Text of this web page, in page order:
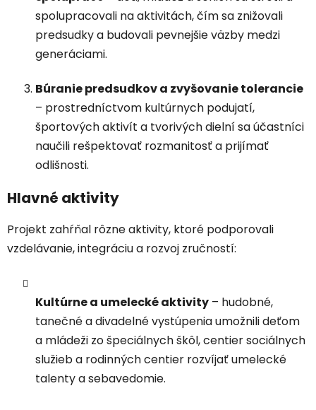
spolupracovali na aktivitách, čím sa znižovali
predsudky a budovali pevnejšie väzby medzi
generáciami.
Búranie predsudkov a zvyšovanie tolerancie
– prostredníctvom kultúrnych podujatí,
športových aktivít a tvorivých dielní sa účastníci
naučili rešpektovať rozmanitosť a prijímať
odlišnosti.
Hlavné aktivity
Projekt zahŕňal rôzne aktivity, ktoré podporovali
vzdelávanie, integráciu a rozvoj zručností:
Kultúrne a umelecké aktivity – hudobné,
tanečné a divadelné vystúpenia umožnili deťom
a mládeži zo špeciálnych škôl, centier sociálnych
služieb a rodinných centier rozvíjať umelecké
talenty a sebavedomie.